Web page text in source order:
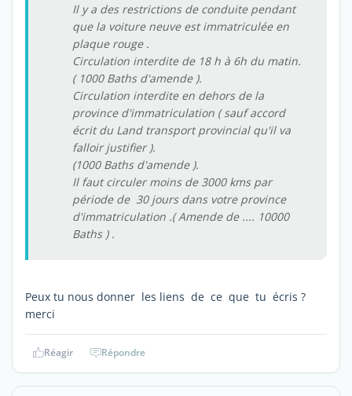
Il y a des restrictions de conduite pendant
que la voiture neuve est immatriculée en
plaque rouge .
Circulation interdite de 18 h à 6h du matin.
( 1000 Baths d'amende ).
Circulation interdite en dehors de la
province d'immatriculation ( sauf accord
écrit du Land transport provincial qu'il va
falloir justifier ).
(1000 Baths d'amende ).
Il faut circuler moins de 3000 kms par
période de 30 jours dans votre province
d'immatriculation .( Amende de .... 10000
Baths ) .
Peux tu nous donner les liens de ce que tu écris ?
merci
Réagir Répondre